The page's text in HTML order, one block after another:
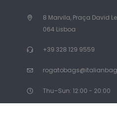
8 Marvila, Praça David
064 Lisboa
+39 328 129 9559
Thu–Sun: 12:00 - 20:00